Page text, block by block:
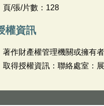
頁/張/片數：128
權資訊
著作財產權管理機關或擁有
取得授權資訊：聯絡處室：